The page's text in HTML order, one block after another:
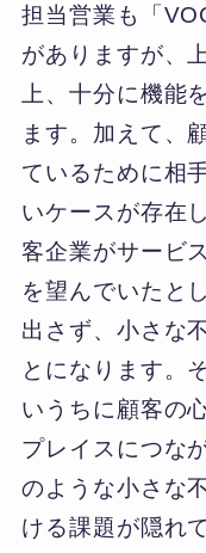
担当営業も「
がありますが、
上、十分に機能
ます。加えて、
ているために相
いケースが存在
客企業がサービ
を望んでいたと
出さず、小さな
とになります。
いうちに顧客の
プレイスにつな
のような小さな
ける課題が隠れ